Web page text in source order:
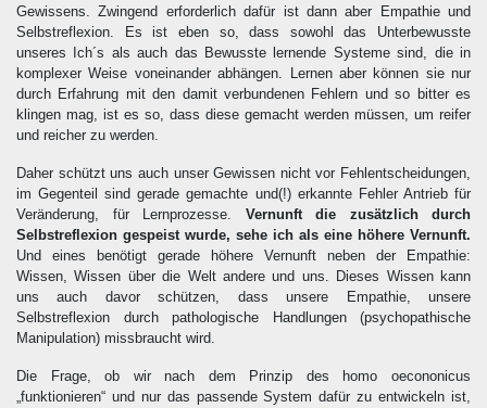
Gewissens. Zwingend erforderlich dafür ist dann aber Empathie und
Selbstreflexion. Es ist eben so, dass sowohl das Unterbewusste
unseres Ich´s als auch das Bewusste lernende Systeme sind, die in
komplexer Weise voneinander abhängen. Lernen aber können sie nur
durch Erfahrung mit den damit verbundenen Fehlern und so bitter es
klingen mag, ist es so, dass diese gemacht werden müssen, um reifer
und reicher zu werden.
Daher schützt uns auch unser Gewissen nicht vor Fehlentscheidungen,
im Gegenteil sind gerade gemachte und(!) erkannte Fehler Antrieb für
Veränderung, für Lernprozesse. Vernunft die zusätzlich durch
Selbstreflexion gespeist wurde, sehe ich als eine höhere Vernunft.
Und eines benötigt gerade höhere Vernunft neben der Empathie:
Wissen, Wissen über die Welt andere und uns. Dieses Wissen kann
uns auch davor schützen, dass unsere Empathie, unsere
Selbstreflexion durch pathologische Handlungen (psychopathische
Manipulation) missbraucht wird.
Die Frage, ob wir nach dem Prinzip des homo oecononicus
„funktionieren“ und nur das passende System dafür zu entwickeln ist,